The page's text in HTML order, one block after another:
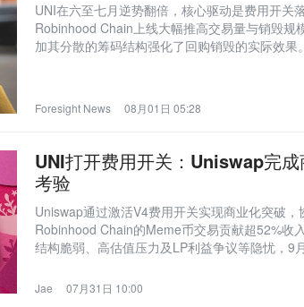
UNI在六至七月逆势翻倍，核心驱动是费用开关
Robinhood Chain上线大幅推高交易量与销毁规
加其分散的筹码结构强化了回购销毁的实际效果。
Foresight News 08月01日 05:28
UNI打开费用开关：Uniswap完
考验
Uniswap通过激活V4费用开关实现商业化突破
Robinhood Chain的Meme币交易贡献超52%收
结构脆弱、高估值压力及LP利益争议等隐忧，9
Jae 07月31日 10:00